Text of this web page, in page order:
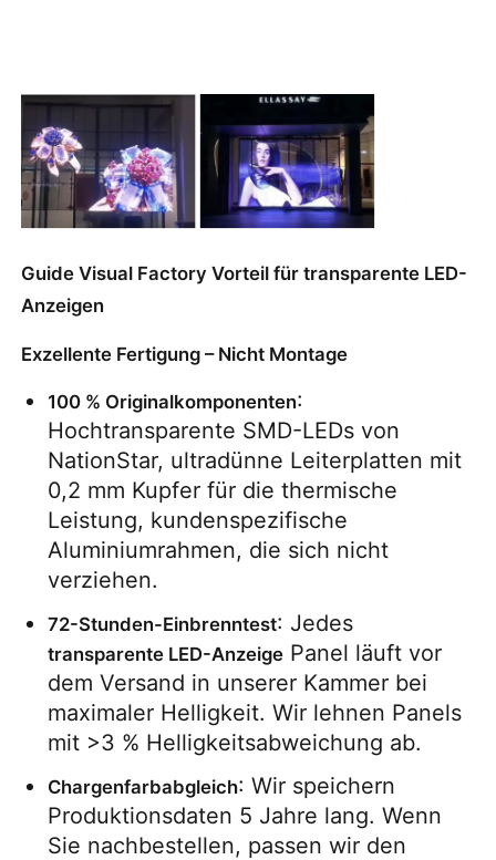
Guide Visual Factory Vorteil für transparente LED-
Anzeigen
Exzellente Fertigung – Nicht Montage
100 % Originalkomponenten:
Hochtransparente SMD-LEDs von
NationStar, ultradünne Leiterplatten mit
0,2 mm Kupfer für die thermische
Leistung, kundenspezifische
Aluminiumrahmen, die sich nicht
verziehen.
72-Stunden-Einbrenntest
transparente LED-Anzeige Panel läuft vor
dem Versand in unserer Kammer bei
maximaler Helligkeit. Wir lehnen Panels
mit >3 % Helligkeitsabweichung ab.
Chargenfarbabgleich: Wir speichern
Produktionsdaten 5 Jahre lang. Wenn
Sie nachbestellen, passen wir den